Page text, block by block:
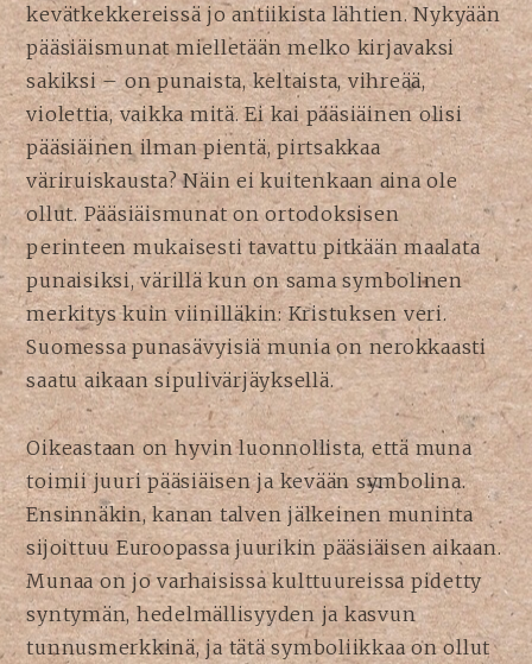
kevätkekkereissä jo antiikista lähtien. Nykyään
pääsiäismunat mielletään melko kirjavaksi
sakiksi – on punaista, keltaista, vihreää,
violettia, vaikka mitä. Ei kai pääsiäinen olisi
pääsiäinen ilman pientä, pirtsakkaa
väriruiskausta? Näin ei kuitenkaan aina ole
ollut. Pääsiäismunat on ortodoksisen
perinteen mukaisesti tavattu pitkään maalata
punaisiksi, värillä kun on sama symbolinen
merkitys kuin viinilläkin: Kristuksen veri.
Suomessa punasävyisiä munia on nerokkaasti
saatu aikaan sipulivärjäyksellä.
Oikeastaan on hyvin luonnollista, että muna
toimii juuri pääsiäisen ja kevään symbolina.
Ensinnäkin, kanan talven jälkeinen muninta
sijoittuu Euroopassa juurikin pääsiäisen aikaan.
Munaa on jo varhaisissa kulttuureissa pidetty
syntymän, hedelmällisyyden ja kasvun
tunnusmerkkinä, ja tätä symboliikkaa on ollut